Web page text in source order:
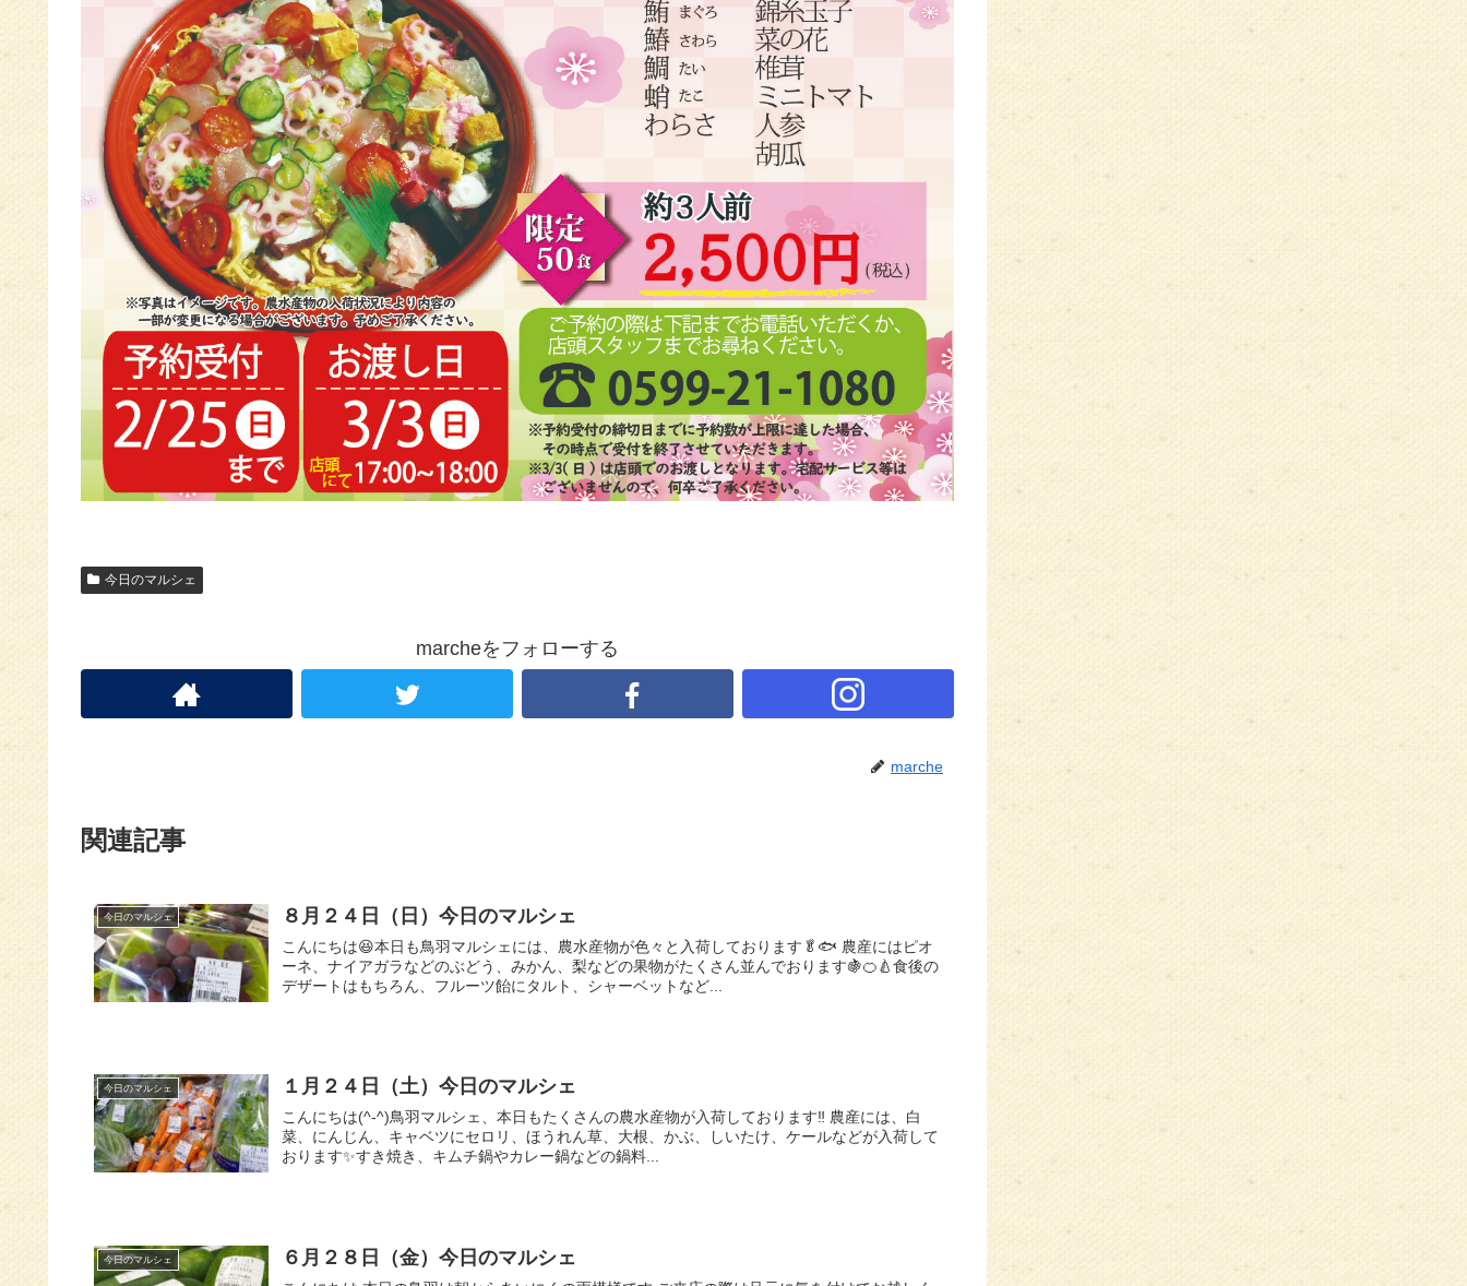
今日のマルシェ
marcheをフォローする
marche
関連記事
今日のマルシェ ８月２４日（日）今日のマルシェ
こんにちは😆本日も鳥羽マルシェには、農水産物が色々と入荷しております🥬🐟 農産にはピオ
ーネ、ナイアガラなどのぶどう、みかん、梨などの果物がたくさん並んでおります🍇🍊🍐食後の
デザートはもちろん、フルーツ飴にタルト、シャーベットなど...
今日のマルシェ １月２４日（土）今日のマルシェ
こんにちは(^-^)鳥羽マルシェ、本日もたくさんの農水産物が入荷しております‼️ 農産には、白
菜、にんじん、キャベツにセロリ、ほうれん草、大根、かぶ、しいたけ、ケールなどが入荷して
おります✨すき焼き、キムチ鍋やカレー鍋などの鍋料...
今日のマルシェ ６月２８日（金）今日のマルシェ